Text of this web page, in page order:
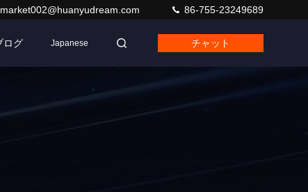
market002@huanyudream.com 86-755-23249689
ログ Japanese チャット